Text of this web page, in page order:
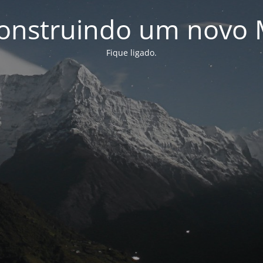
um novo
Fique ligado.